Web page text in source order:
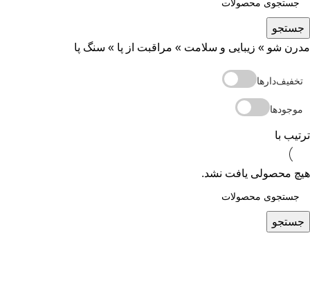
جستجو
مدرن شو » زیبایی و سلامت » مراقبت از پا » سنگ پا
تخفیف‌دارها
موجودها
ترتیب با
هیچ محصولی یافت نشد.
جستجو